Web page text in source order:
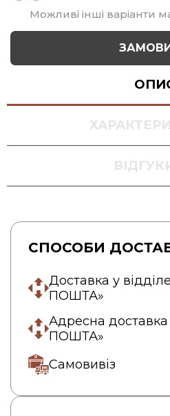
Можливі інші варіанти
СПОСОБИ
Доставка у
ПОШТА»
Адресна
ПОШТА»
Самовивіз